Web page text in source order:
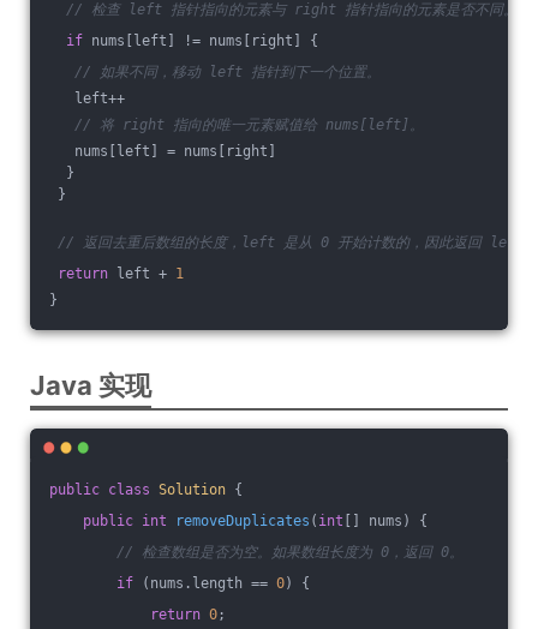
// 检查 left 指针指向的元素与 right 指针指向的元素是否不同。
if nums[left] != nums[right] {
// 如果不同，移动 left 指针到下一个位置。
left++
// 将 right 指向的唯一元素赋值给 nums[left]。
nums[left] = nums[right]
}
}
// 返回去重后数组的长度，left 是从 0 开始计数的，因此返回 left
return left + 1
}
Java 实现
public class Solution {
public int removeDuplicates ( int [] nums)
{
// 检查数组是否为空。如果数组长度为 0，返回 0。
if (nums.length == 0) {
return 0;